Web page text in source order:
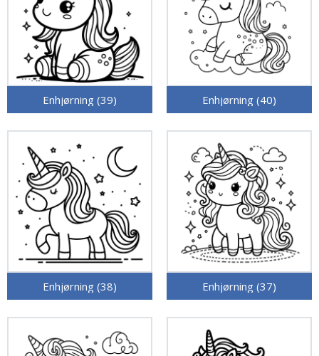
Enhjørning (39) Enhjørning (40)
Enhjørning (38) Enhjørning (37)